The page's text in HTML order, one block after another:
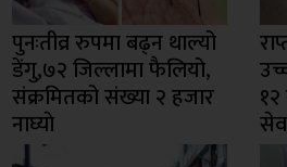
पुनःतीव्र रुपमा बढ्न थाल्यो
डेंगु,७२ जिल्लामा फैलियो,
संक्रमितको संख्या २ हजार
नाघ्याे